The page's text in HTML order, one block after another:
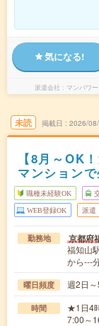
気になる!
派遣会社 マンパワ
未読 掲載日 2026/
【8月～OK
マンション
職種未経験OK
WEB登録OK 派遣
勤務地 京都府
福知山
から---
曜日頻度 週2日
時間
★1日4
7:00～